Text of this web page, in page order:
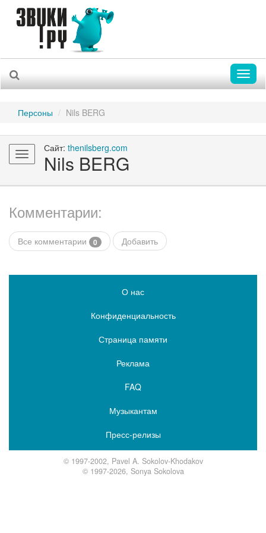
Персоны Nils BERG
Toggle
navigation
Сайт: thenilsberg.com
Nils BERG
Комментарии:
Все комментарии 0 Добавить
О нас
Конфиденциальность
Страница памяти
Реклама
FAQ
Музыкантам
Пресс-релизы
© 1997-2002, Pavel A. Sokolov-Khodakov
© 1997-2026, Sonya Sokolova